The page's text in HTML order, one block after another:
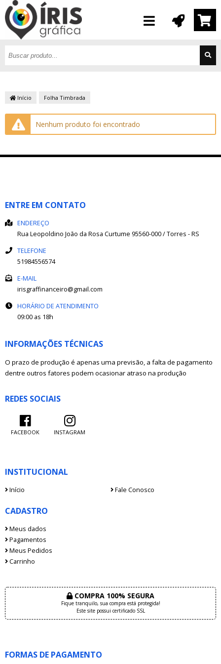
Início Folha Timbrada
Nenhum produto foi encontrado
ENTRE EM CONTATO
ENDEREÇO
Rua Leopoldino João da Rosa Curtume 95560-000/Torres - RS
TELEFONE
51984556574
E-MAIL
irisgraffinanceiro@gmail.com
HORÁRIO DE ATENDIMENTO
09:00 as 18h
INFORMAÇÕES TÉCNICAS
O prazo de produção é apenas uma previsão, a falta de pagamento
dentre outros fatores podem ocasionar atraso na produção
REDES SOCIAIS
FACEBOOK INSTAGRAM
INSTITUCIONAL
Início Fale Conosco
CADASTRO
Meus dados
Pagamentos
Meus Pedidos
Carrinho
COMPRA 100% SEGURA
Fique tranquilo, sua compra está protegida!
Este site possui certificado SSL
FORMAS DE PAGAMENTO